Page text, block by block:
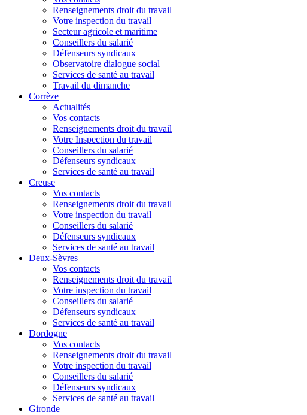
Renseignements droit du travail
Votre inspection du travail
Secteur agricole et maritime
Conseillers du salarié
Défenseurs syndicaux
Observatoire dialogue social
Services de santé au travail
Travail du dimanche
Corrèze
Actualités
Vos contacts
Renseignements droit du travail
Votre Inspection du travail
Conseillers du salarié
Défenseurs syndicaux
Services de santé au travail
Creuse
Vos contacts
Renseignements droit du travail
Votre inspection du travail
Conseillers du salarié
Défenseurs syndicaux
Services de santé au travail
Deux-Sèvres
Vos contacts
Renseignements droit du travail
Votre inspection du travail
Conseillers du salarié
Défenseurs syndicaux
Services de santé au travail
Dordogne
Vos contacts
Renseignements droit du travail
Votre inspection du travail
Conseillers du salarié
Défenseurs syndicaux
Services de santé au travail
Gironde